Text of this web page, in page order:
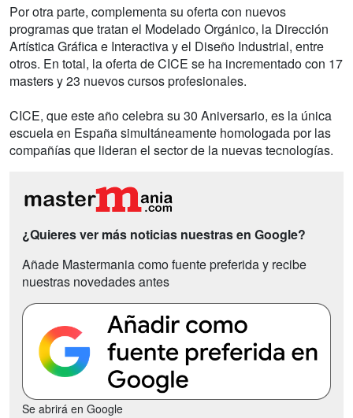
Por otra parte, complementa su oferta con nuevos
programas que tratan el Modelado Orgánico, la Dirección
Artística Gráfica e Interactiva y el Diseño Industrial, entre
otros. En total, la oferta de CICE se ha incrementado con 17
masters y 23 nuevos cursos profesionales.
CICE, que este año celebra su 30 Aniversario, es la única
escuela en España simultáneamente homologada por las
compañías que lideran el sector de la nuevas tecnologías.
¿Quieres ver más noticias nuestras en Google?
Añade Mastermania como fuente preferida y recibe
nuestras novedades antes
Se abrirá en Google